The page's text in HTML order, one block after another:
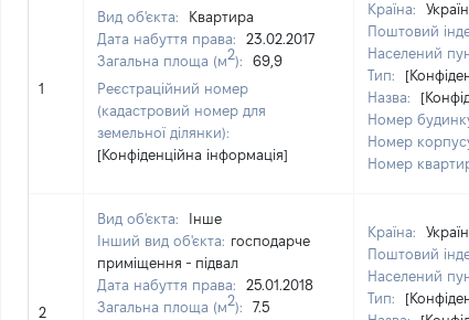
1
Вид об'єкта:
Квартира
Дата набуття права:
23.02.2017
Загальна площа (м2):
69,9
Реєстраційний номер
(кадастровий номер для
земельної ділянки):
[Конфіденційна інформація]
Країна:
Поштовий
Населений
Тип:
Назва:
Номер
Номер
Номер
2
Вид об'єкта:
Інше
Інший вид об'єкта: господарче
приміщення - підвал
Дата набуття права:
25.01.2018
Загальна площа (м2):
7.5
Країна:
Поштовий
Населений
Тип: